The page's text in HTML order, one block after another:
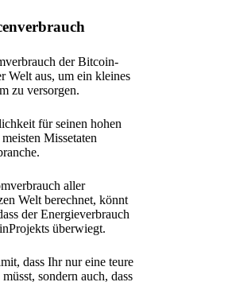
der Bitcoin-
Welt aus, um ein kleines
zu versorgen.
für seinen hohen
Missetaten
aller
Welt berechnet, könnt
der Energieverbrauch
überwiegt.
dass Ihr nur eine teure
sondern auch, dass